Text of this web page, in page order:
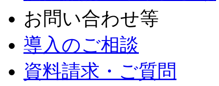
お問い合わせ等
導入のご相談
資料請求・ご質問